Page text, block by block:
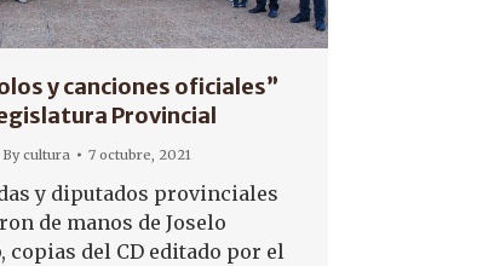
y canciones oficiales”
Provincial
Bycultura 7 octubre, 2021
y diputados provinciales
de manos de Joselo
copias del CD editado por el